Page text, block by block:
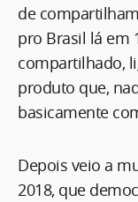
de
pro Brasil lá em
compartilhado,
produto que,
basicamente
Depois veio a
2018, que